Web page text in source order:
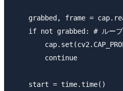
grabbed, frame =
if not grabbed: # ループ
        continue
    start = time.time()